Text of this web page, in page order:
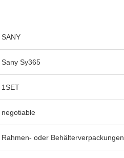
SANY
Sany Sy365
1SET
negotiable
Rahmen- oder Behälterverpackungen